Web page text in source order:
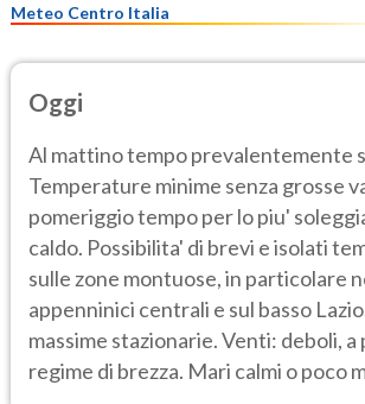
Meteo Centro Italia
Oggi
Al mattino tempo prevalentemente
Temperature minime senza grosse
pomeriggio tempo per lo piu'
caldo. Possibilita' di brevi e isolati
sulle zone montuose, in particolare
appenninici centrali e sul basso
massime stazionarie. Venti: deboli,
regime di brezza. Mari calmi o poco